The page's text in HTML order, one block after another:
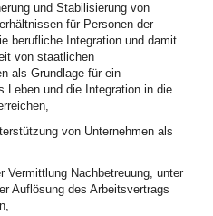
und Stabilisierung von
für Personen der
berufliche Integration und damit
von staatlichen
als Grundlage für ein
Leben und die Integration in die
von Unternehmen als
Vermittlung Nachbetreuung, unter
Auflösung des Arbeitsvertrags